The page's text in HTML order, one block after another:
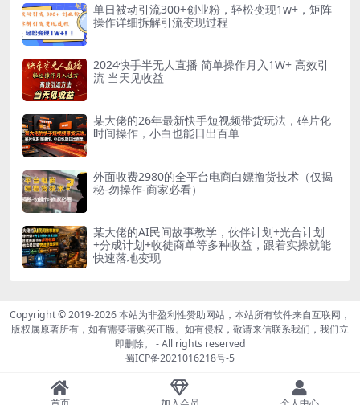
单日被动引流300+创业粉，轻松变现1w+，矩阵
操作详细拆解引流变现过程
2024快手半无人直播 简单操作月入1W+ 高效引
流 当天见收益
某大佬的26年最新快手短视频带货玩法，碎片化
时间操作，小白也能日出百单
外面收费2980的全平台电商白嫖撸货技术（仅揭
秘-勿操作-商家必看）
某大佬的AI民间故事教学，伙伴计划+光合计划
+分成计划+收徒商单等多种收益，跟着实操就能
快速落地变现
Copyright © 2019-2026本站为非盈利性赞助网站，本站所有软件来自互联网，
版权属原著所有，如有需要请购买正版。如有侵权，敬请来信联系我们，我们立
即删除。
- All rights reserved
蜀ICP备2021016218号-5